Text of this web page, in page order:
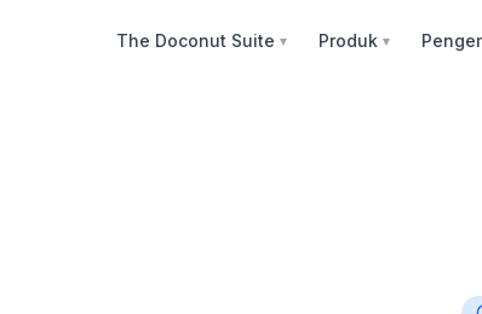
The Doconut Suite ▼ Produk ▼